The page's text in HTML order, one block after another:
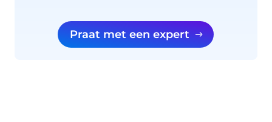
Praat met een expert